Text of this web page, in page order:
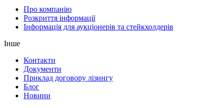
Про компанію
Розкриття інформації
Інформація для аукціонерів та стейкхолдерів
Інше
Контакти
Документи
Приклад договору лізингу
Блог
Новини